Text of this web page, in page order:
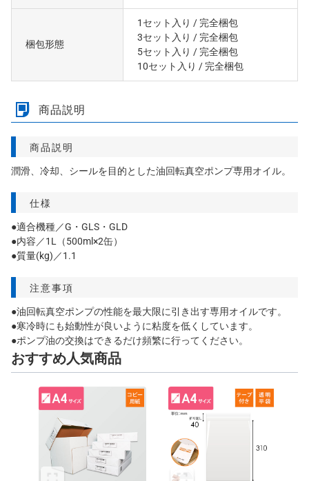
梱包形態
1セット入り / 完全梱包
3セット入り / 完全梱包
5セット入り / 完全梱包
10セット入り / 完全梱包
商品説明
商品説明
潤滑、冷却、シールを目的とした油回転真空ポンプ専用オイル。
仕様
●適合機種／G・GLS・GLD
●内容／1L（500ml×2缶）
●質量(kg)／1.1
注意事項
●油回転真空ポンプの性能を最大限に引き出す専用オイルです。
●寒冷時にも始動性が良いように粘度を低くしています。
●ポンプ油の交換はできるだけ頻繁に行ってください。
おすすめ人気商品